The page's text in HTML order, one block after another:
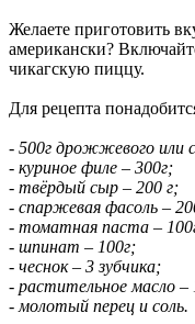
Желаете приготовить
американски?
чикагскую пиццу.
Для рецепта
- 500г дрожжевого или
- куриное филе – 300г;
- твёрдый сыр – 200 г;
- спаржевая фасоль –
- томатная паста –
- шпинат – 100г;
- чеснок – 3 зубчика;
- растительное масло –
- молотый перец и соль.